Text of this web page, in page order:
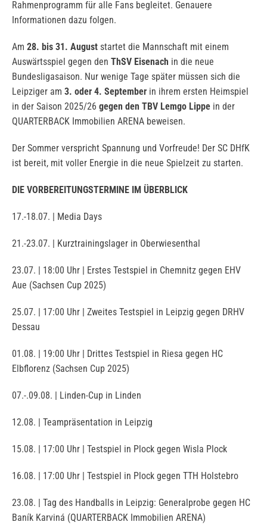
Rahmenprogramm für alle Fans begleitet. Genauere
Informationen dazu folgen.
Am 28. bis 31. August startet die Mannschaft mit einem
Auswärtsspiel gegen den ThSV Eisenach in die neue
Bundesligasaison. Nur wenige Tage später müssen sich die
Leipziger am 3. oder 4. September in ihrem ersten Heimspiel
in der Saison 2025/26 gegen den TBV Lemgo Lippe in der
QUARTERBACK Immobilien ARENA beweisen.
Der Sommer verspricht Spannung und Vorfreude! Der SC DHfK
ist bereit, mit voller Energie in die neue Spielzeit zu starten.
DIE VORBEREITUNGSTERMINE IM ÜBERBLICK
17.-18.07. | Media Days
21.-23.07. | Kurztrainingslager in Oberwiesenthal
23.07. | 18:00 Uhr | Erstes Testspiel in Chemnitz gegen EHV
Aue (Sachsen Cup 2025)
25.07. | 17:00 Uhr | Zweites Testspiel in Leipzig gegen DRHV
Dessau
01.08. | 19:00 Uhr | Drittes Testspiel in Riesa gegen HC
Elbflorenz (Sachsen Cup 2025)
07.-.09.08. | Linden-Cup in Linden
12.08. | Teampräsentation in Leipzig
15.08. | 17:00 Uhr | Testspiel in Plock gegen Wisla Plock
16.08. | 17:00 Uhr | Testspiel in Plock gegen TTH Holstebro
23.08. | Tag des Handballs in Leipzig: Generalprobe gegen HC
Baník Karviná (QUARTERBACK Immobilien ARENA)